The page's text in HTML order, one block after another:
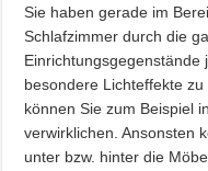
Sie haben gerade im
Schlafzimmer durch die
Einrichtungsgegenstände
besondere Lichteffekte
können Sie zum Beispiel
verwirklichen. Ansonsten
unter bzw. hinter die